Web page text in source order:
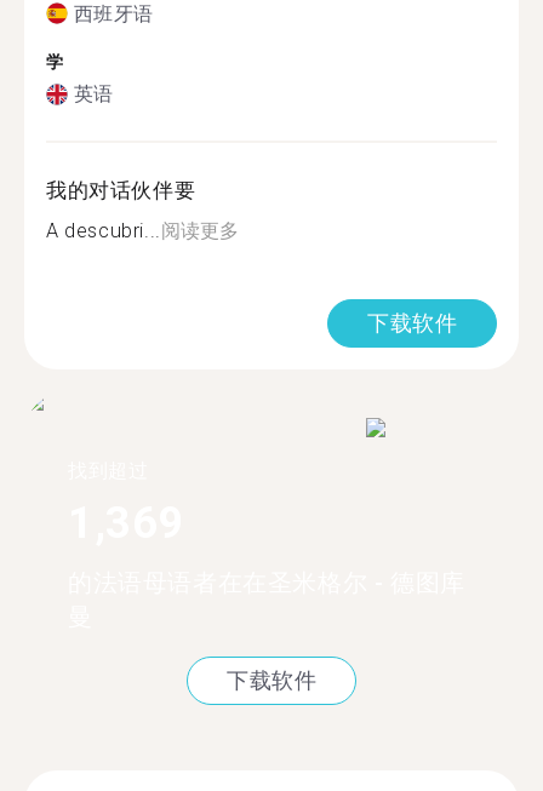
西班牙语
学
英语
我的对话伙伴要
A descubri...阅读更多
下载软件
下载软件